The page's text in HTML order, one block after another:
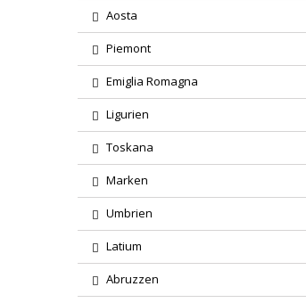
Aosta
Piemont
Emiglia Romagna
Ligurien
Toskana
Marken
Umbrien
Latium
Abruzzen